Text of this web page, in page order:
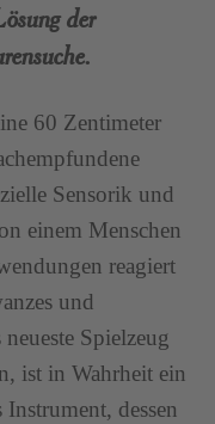
der
60 Zentimeter
Sensorik und
einem Menschen
reagiert
und
Spielzeug
ist in Wahrheit ein
Instrument, dessen